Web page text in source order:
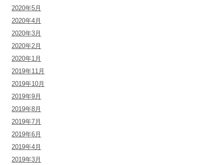
2020年5月
2020年4月
2020年3月
2020年2月
2020年1月
2019年11月
2019年10月
2019年9月
2019年8月
2019年7月
2019年6月
2019年4月
2019年3月